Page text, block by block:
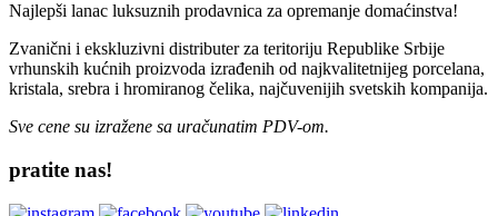
Najlepši lanac luksuznih prodavnica za opremanje domaćinstva!
Zvanični i ekskluzivni distributer za teritoriju Republike Srbije
vrhunskih kućnih proizvoda izrađenih od najkvalitetnijeg porcelana,
kristala, srebra i hromiranog čelika, najčuvenijih svetskih kompanija.
Sve cene su izražene sa uračunatim PDV-om.
pratite nas!